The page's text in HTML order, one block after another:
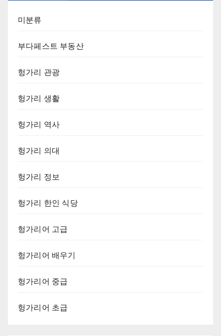
미분류
부다페스트 부동산
헝가리 관광
헝가리 생활
헝가리 역사
헝가리 의대
헝가리 정보
헝가리 한인 식당
헝가리어 고급
헝가리어 배우기
헝가리어 중급
헝가리어 초급